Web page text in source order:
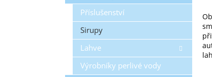
Příslušenství
Sirupy
Lahve
Výrobníky perlivé vody